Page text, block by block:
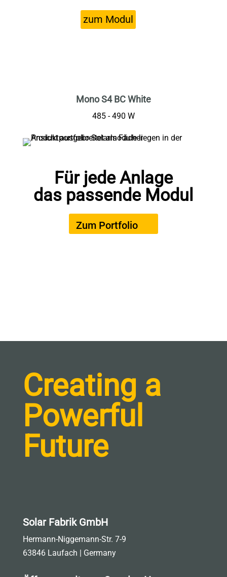
Mono S4 BC White
485 - 490 W
Für jede Anlage
das passende Modul
Zum Portfolio
Creating a
Powerful
Future
Solar Fabrik GmbH
Hermann-Niggemann-Str. 7-9
63846 Laufach | Germany